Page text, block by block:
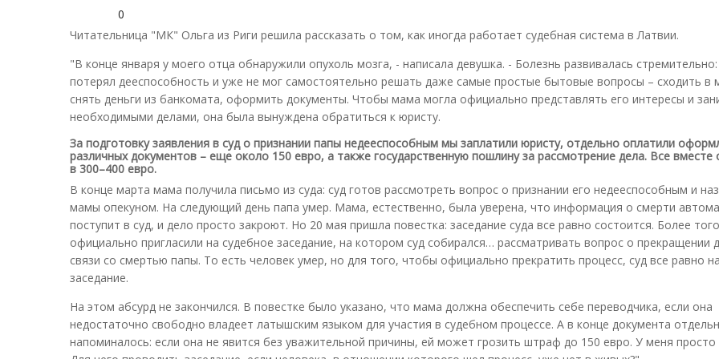
0
Читательница "МК" Ольга из Риги решила рассказать о том, как иногда работает судебная система в Латвии.
"В конце января у моего отца обнаружили опухоль мозга, - написала девушка. - Болезнь развивалась
потерял дееспособность и уже не мог самостоятельно решать даже самые простые бытовые вопросы – сходить в
снять деньги из банкомата, оформить документы. Чтобы мама могла официально представлять его интересы и
необходимыми делами, она была вынуждена обратиться к юристу.
За подготовку заявления в суд о признании папы недееспособным мы заплатили юристу, отдельно оплатили
различных документов – еще около 150 евро, а также государственную пошлину за рассмотрение дела. Все
в 300–400 евро.
В конце марта мама получила письмо из суда: суд готов рассмотреть вопрос о признании его недееспособным и
мамы опекуном. На следующий день папа умер. Мама, естественно, была уверена, что информация о смерти
поступит в суд, и дело просто закроют. Но 20 мая пришла повестка: заседание суда все равно состоится. Более
официально пригласили на судебное заседание, на котором суд собирался… рассматривать вопрос о прекращении
связи со смертью папы. То есть человек умер, но для того, чтобы официально прекратить процесс, суд все равно
заседание.
На этом абсурд не закончился. В повестке было указано, что мама должна обеспечить себе переводчика, если она
недостаточно свободно владеет латышским языком для участия в судебном процессе. А в конце документа
напоминалось: если она не явится без уважительной причины, ей может грозить штраф до 150 евро. У меня просто